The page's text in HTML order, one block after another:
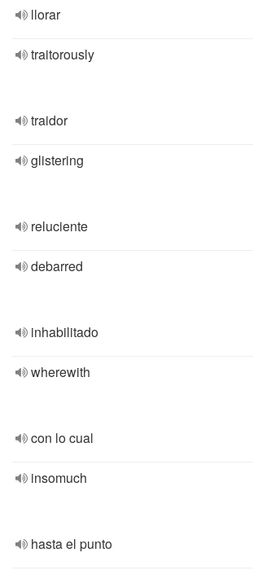
llorar
traitorously
traidor
glistering
reluciente
debarred
inhabilitado
wherewith
con lo cual
insomuch
hasta el punto